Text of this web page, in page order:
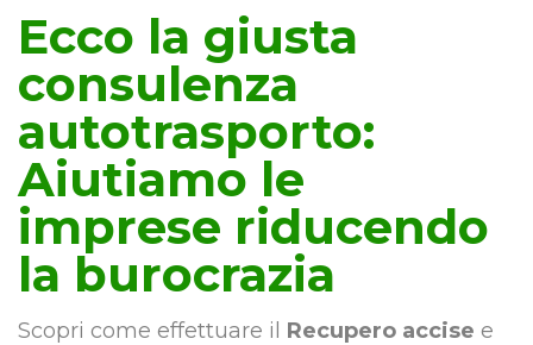
Ecco la giusta
consulenza
autotrasporto:
Aiutiamo le
imprese riducendo
la burocrazia
Scopri come effettuare il Recupero accise e